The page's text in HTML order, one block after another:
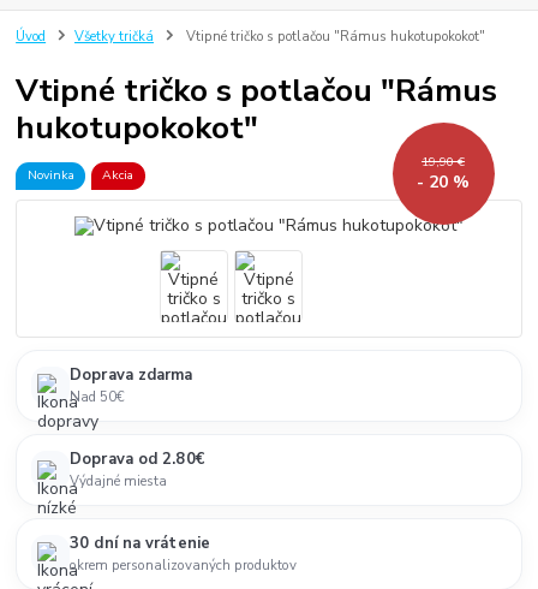
Úvod Všetky tričká Vtipné tričko s potlačou "Rámus hukotupokokot"
Vtipné tričko s potlačou "Rámus
hukotupokokot"
Novinka Akcia
19,90 €
- 20 %
Doprava zdarma
Nad 50€
Doprava od 2.80€
Výdajné miesta
30 dní na vrátenie
okrem personalizovaných produktov